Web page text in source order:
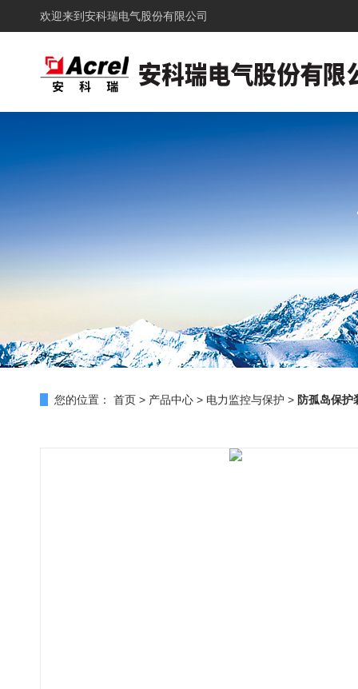
欢迎来到 安科瑞电气股份有限公司
您的位置： 首页 > 产品中心 > 电力监控与保护 > 防孤岛保护